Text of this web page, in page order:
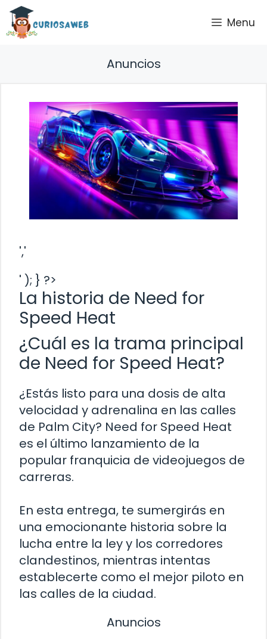
Saltar
contenido
Menu
Anuncios
','
' ); } ?>
La historia de Need for
Speed Heat
¿Cuál es la trama principal
de Need for Speed Heat?
¿Estás listo para una dosis de alta
velocidad y adrenalina en las calles
de Palm City? Need for Speed Heat
es el último lanzamiento de la
popular franquicia de videojuegos de
carreras.
En esta entrega, te sumergirás en
una emocionante historia sobre la
lucha entre la ley y los corredores
clandestinos, mientras intentas
establecerte como el mejor piloto en
las calles de la ciudad.
Anuncios